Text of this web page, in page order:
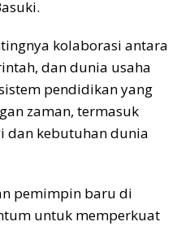
kolaborasi antara
dan dunia usaha
pendidikan yang
zaman, termasuk
dan kebutuhan dunia
pemimpin baru di
untuk memperkuat